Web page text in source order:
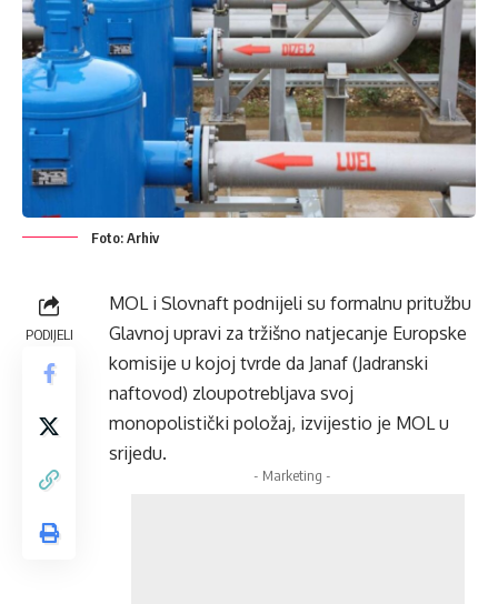
Foto: Arhiv
PODIJELI
MOL i Slovnaft podnijeli su formalnu pritužbu
Glavnoj upravi za tržišno natjecanje Europske
komisije u kojoj tvrde da Janaf (Jadranski
naftovod) zloupotrebljava svoj
monopolistički položaj, izvijestio je MOL u
srijedu.
- Marketing -